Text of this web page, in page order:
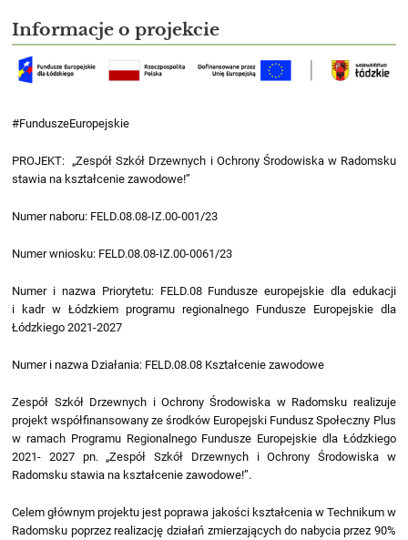
kształcenie
zawodowe!”
Informacje o projekcie
#FunduszeEuropejskie
PROJEKT: „Zespół Szkół Drzewnych i Ochrony Środowiska w Radomsku
stawia na kształcenie zawodowe!”
Numer naboru: FELD.08.08-IZ.00-001/23
Numer wniosku: FELD.08.08-IZ.00-0061/23
Numer i nazwa Priorytetu: FELD.08 Fundusze europejskie dla edukacji
i kadr w Łódzkiem programu regionalnego Fundusze Europejskie dla
Łódzkiego 2021-2027
Numer i nazwa Działania: FELD.08.08 Kształcenie zawodowe
Zespół Szkół Drzewnych i Ochrony Środowiska w Radomsku realizuje
projekt współfinansowany ze środków Europejski Fundusz Społeczny Plus
w ramach Programu Regionalnego Fundusze Europejskie dla Łódzkiego
2021- 2027 pn. „Zespół Szkół Drzewnych i Ochrony Środowiska w
Radomsku stawia na kształcenie zawodowe!”.
Celem głównym projektu jest poprawa jakości kształcenia w Technikum w
Radomsku poprzez realizację działań zmierzających do nabycia przez 90%